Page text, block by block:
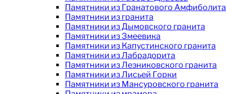
Памятники из Гранатового Амфиболита
Памятники из гранита
Памятники из Дымовского гранита
Памятники из Змеевика
Памятники из Капустинского гранита
Памятники из Лабрадорита
Памятники из Лезниковского гранита
Памятники из Лисьей Горки
Памятники из Мансуровского гранита